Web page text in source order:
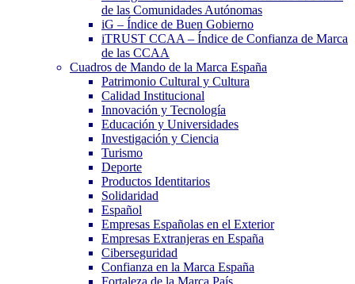
de las Comunidades Autónomas
iG – Índice de Buen Gobierno
iTRUST CCAA – Índice de Confianza de Marca
de las CCAA
Cuadros de Mando de la Marca España
Patrimonio Cultural y Cultura
Calidad Institucional
Innovación y Tecnología
Educación y Universidades
Investigación y Ciencia
Turismo
Deporte
Productos Identitarios
Solidaridad
Español
Empresas Españolas en el Exterior
Empresas Extranjeras en España
Ciberseguridad
Confianza en la Marca España
Fortaleza de la Marca País